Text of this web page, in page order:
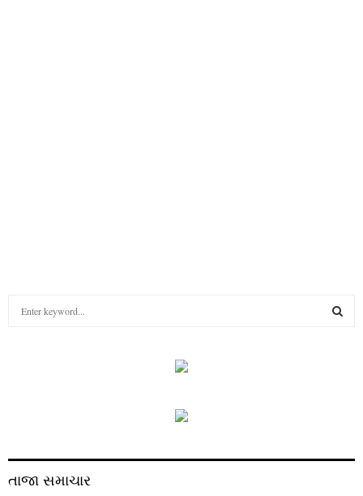
:
તાજા સમાચાર